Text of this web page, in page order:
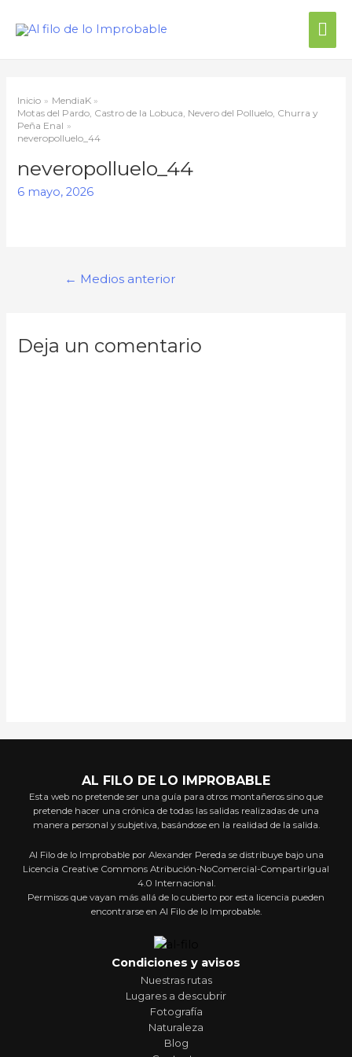
Inicio
MendiaK
Motas del Pardo, Castro de la Lobuca, Nevero del Polluelo, Churra y
Peña Enal
neveropolluelo_44
neveropolluelo_44
6 mayo, 2026
Navegación
← Medios anterior
Deja un comentario
AL FILO DE LO IMPROBABLE
Esta web no pretende ser una guía para otros montañeros sino que
pretende hacer una crónica de todas las salidas realizadas de una
manera personal y subjetiva, basándose en la realidad de la salida.
Al Filo de lo Improbable por Alexander Pereda se distribuye bajo una
Licencia Creative Commons Atribución-NoComercial-CompartirIgual
4.0 Internacional.
Permisos que vayan más allá de lo cubierto por esta licencia pueden
encontrarse en Al Filo de lo Improbable.
Condiciones y avisos
Nuestras rutas
Lugares a descubrir
Fotografía
Naturaleza
Blog